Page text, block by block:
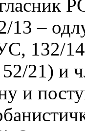
13 –
132/
21) и
и